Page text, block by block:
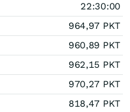
22:30:00
964,97 PKT
960,89 PKT
962,15 PKT
970,27 PKT
818,47 PKT